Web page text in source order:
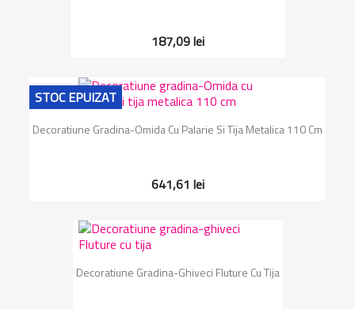
187,09 lei
Decoratiune Gradina-Omida Cu Palarie Si Tija Metalica 110 Cm
641,61 lei
STOC EPUIZAT
Decoratiune Gradina-Ghiveci Fluture Cu Tija